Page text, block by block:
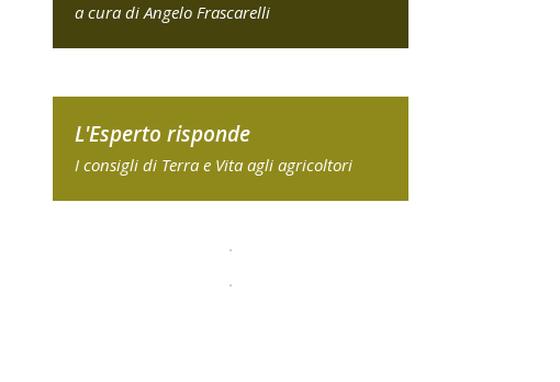
a cura di Angelo Frascarelli
L'Esperto risponde
I consigli di Terra e Vita agli agricoltori